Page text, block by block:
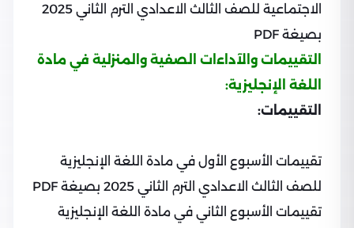
الاجتماعية للصف الثالث الاعدادي الترم الثاني 2025
بصيغة PDF
التقييمات والآداءات الصفية والمنزلية في مادة
اللغة الإنجليزية:
التقييمات:
تقييمات الأسبوع الأول في مادة اللغة الإنجليزية
للصف الثالث الاعدادي الترم الثاني 2025 بصيغة PDF
تقييمات الأسبوع الثاني في مادة اللغة الإنجليزية